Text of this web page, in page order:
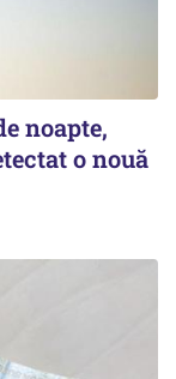
noapte,
o nouă